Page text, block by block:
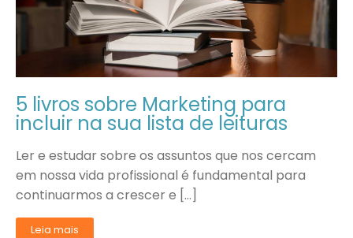
5 livros sobre Marketing para
incluir na sua lista de leituras
Ler e estudar sobre os assuntos que nos cercam
em nossa vida profissional é fundamental para
continuarmos a crescer e […]
Leia mais